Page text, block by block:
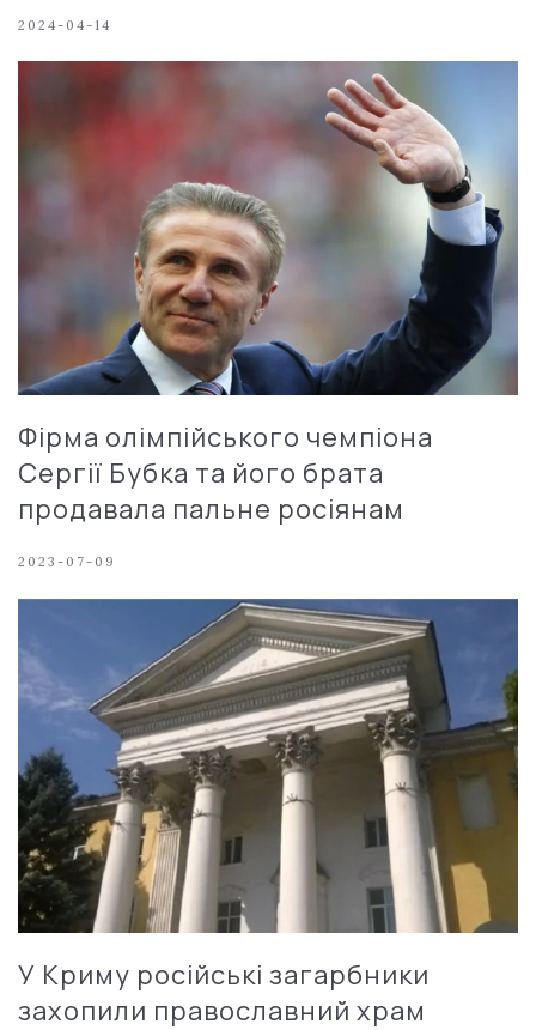
2024-04-14
Фірма олімпійського чемпіона
Сергії Бубка та його брата
продавала пальне росіянам
2023-07-09
У Криму російські загарбники
захопили православний храм